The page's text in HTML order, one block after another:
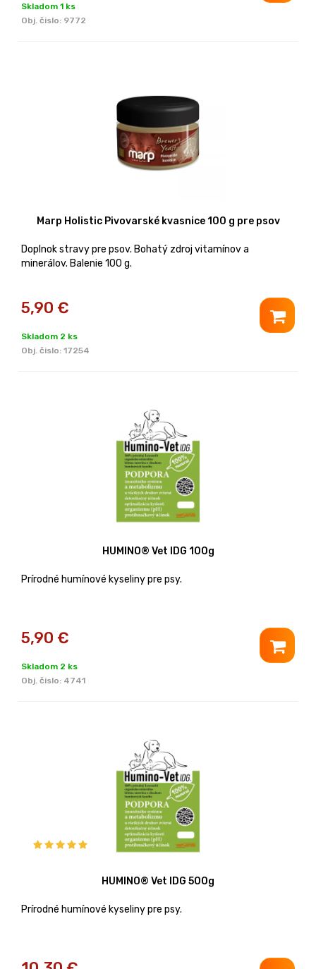
Skladom 1 ks
Obj. čislo: 9772
Marp Holistic Pivovarské kvasnice 100 g pre psov
Doplnok stravy pre psov. Bohatý zdroj vitamínov a
minerálov. Balenie 100 g.
5,90 €
Skladom 2 ks
Obj. čislo: 17254
HUMINO® Vet IDG 100g
Prírodné humínové kyseliny pre psy.
5,90 €
Skladom 2 ks
Obj. čislo: 4741
HUMINO® Vet IDG 500g
Prírodné humínové kyseliny pre psy.